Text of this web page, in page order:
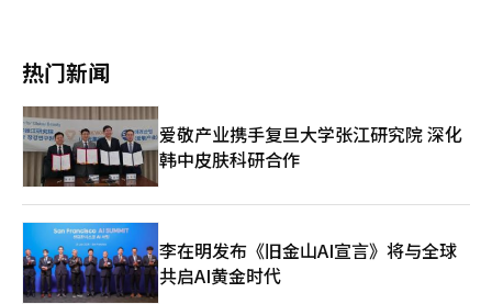
很危险。”他表示：“通过不同领域的专家共同讨论和验证的系
统，能够将风险降到最低。” 他也表达了对韩国ETF市场的遗憾，
认为类似产品的重复推出导致市场多样性下降。金部长表示：“每
个运营公司都应具备各自的特色和竞争力，市场才能健康发
展。”他强调：“投资者教育和制度改善也应同步进行。” 对于
下半年的市场展望，他保持谨慎态度。他表示：“现在不是急于改
变投资组合的时候，而是需要在成长股和防御股之间保持平衡，冷
绩和展望均超出市场预期，但AMD的股价在盘后交易中下跌超过
过一倍，因此投资者对更强劲的增长预期有所期待。 eMarketer分
析师雅各布·本表示：“AMD现在与英伟达和超大规模公司处于类
似的位置，投资者希望看到AI基础设施投资持续带来收益增长的证
据。”※ 本报道经人工智能（AI）系统翻译与编辑。
现有抗体药物和抗体药物偶联物（ADC）CDMO业务的基础上，扩
司SK Pharmtech的子公司SK Biotech最近获得了对世宗新工厂的
使用批准。该公司在2024年与礼来签署了为期五年的最大规模达2
万亿韩元的原料药供应合同。此前，SK Biotech通过约3760亿韩
元的投资计划正式启动了世宗工厂的建设，未来将专注于生产肥胖
和糖尿病治疗所需的肽。 全球市场洞察分析指出，制药开发公司
对专业肽CDMO的依赖度正在提高，以实现技术专业性、商业规模
生产能力和快速市场推出。随着口服肽和下一代GLP-1治疗药物开
发的扩大，生产能力的提升和肽合成、精制基础设施的投资也在增
加。 制药产业战略研究院院长郑允泽表示：“基于肽的肥胖治疗
的上涨幅度扩大，导致上涨率略有上升。 韩国银行认为，8月消费
者物价上涨率可能会再次扩大。由于去年8月部分移动通信公司的
大规模通信费折扣带来的基数效应，预计同比上涨率将有所提高。
李副行长表示：“未来消费者物价面临中东战争相关的不确定性，
政府的物价稳定措施将起到下行压力的作用。由于成本冲击的传导
和需求侧压力的扩大，核心品类的高上涨率将持续，因此我们将保
持警惕，持续关注物价情况。”※ 本报道经人工智能（AI）系统翻
译与编辑。
热门新闻
爱敬产业携手复旦大学张江研究院 深化
韩中皮肤科研合作
李在明发布《旧金山AI宣言》将与全球
共启AI黄金时代